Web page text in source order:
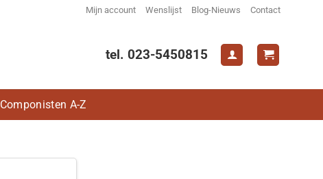
Mijn account Wenslijst Blog-Nieuws Contact
tel. 023-5450815
Componisten A-Z